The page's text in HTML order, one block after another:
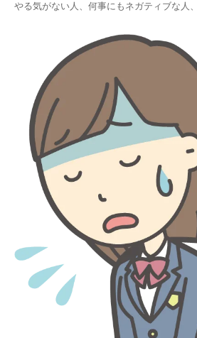
やる気がない人、何事にもネガティブな人